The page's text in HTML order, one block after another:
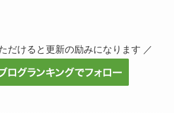
だけると更新の励みになります ／